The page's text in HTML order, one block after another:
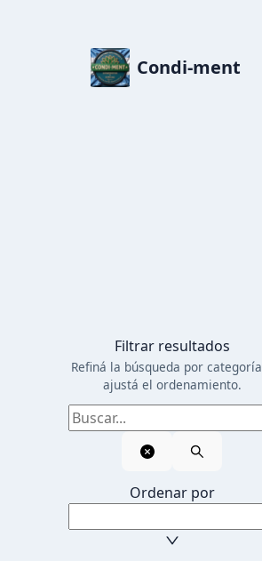
Condi-ment
Todos los
Filtrar resultados
Refiná la búsqueda por categoría
ajustá el ordenamiento.
Ordenar por